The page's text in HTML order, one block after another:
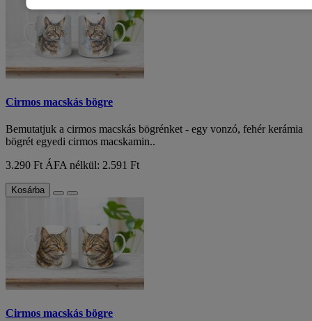
Cirmos macskás bögre
Bemutatjuk a cirmos macskás bögrénket - egy vonzó, fehér kerámia
bögrét egyedi cirmos macskamin..
3.290 Ft ÁFA nélkül: 2.591 Ft
Kosárba
Cirmos macskás bögre